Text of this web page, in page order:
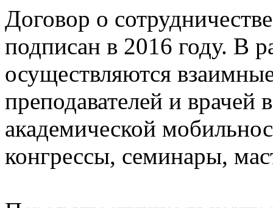
Договор о
подписан в 2016 году. В
осуществляются
преподавателей и
академической
конгрессы, семинары,